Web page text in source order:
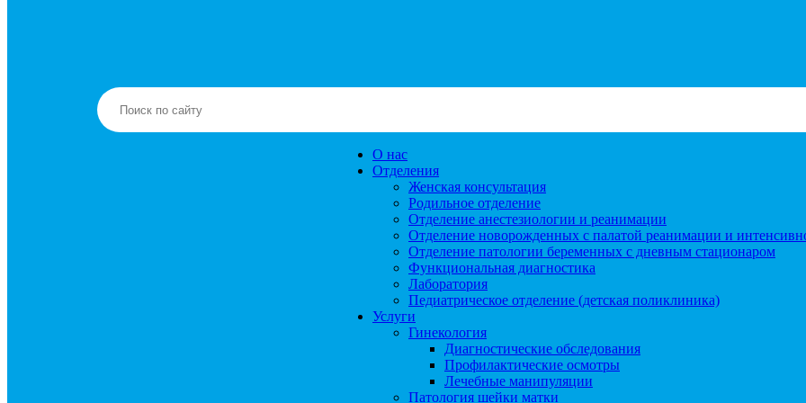
О нас
Отделения
Женская консультация
Родильное отделение
Отделение анестезиологии и реанимации
Отделение новорожденных с палатой реанимации и
Отделение патологии беременных с дневным стационаром
Функциональная диагностика
Лаборатория
Педиатрическое отделение (детская поликлиника)
Услуги
Гинекология
Диагностические обследования
Профилактические осмотры
Лечебные манипуляции
Патология шейки матки